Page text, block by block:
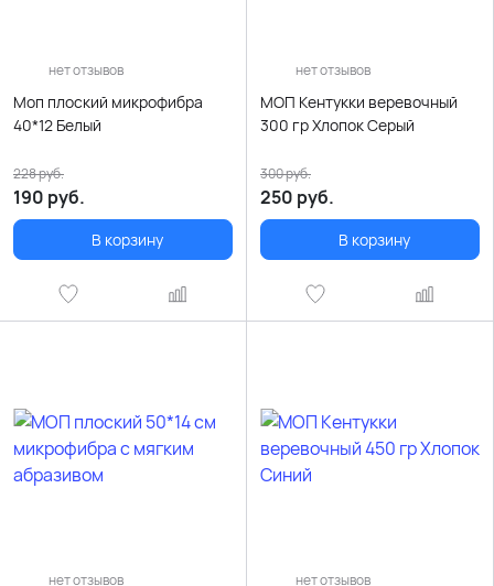
нет отзывов
Моп плоский микрофибра
40*12 Белый
190 руб.
228руб.
В корзину
нет отзывов
МОП Кентукки веревочный
300 гр Хлопок Серый
250 руб.
300руб.
В корзину
нет отзывов нет отзывов